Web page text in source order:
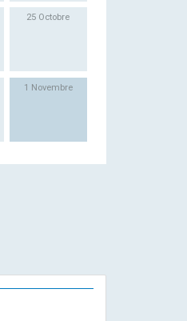
25 Octobre
1 Novembre